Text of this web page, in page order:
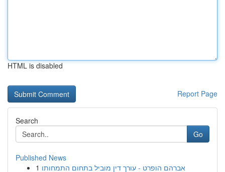
HTML is disabled
Report Page
Search
Go
Published News
1 אברהם הופרט - עורך דין מוביל בתחום התמחותו